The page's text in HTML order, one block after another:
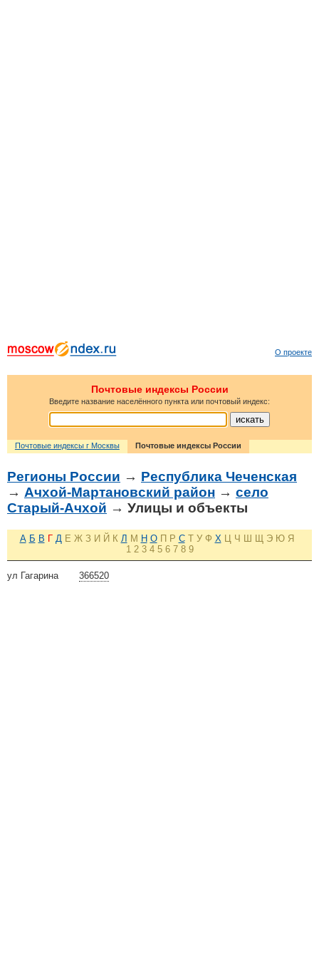
О проекте
Почтовые индексы России
Введите название населённого пункта или почтовый индекс:
Почтовые индексы г Москвы Почтовые индексы России
Регионы России → Республика Чеченская
→ Ачхой-Мартановский район → село
Старый-Ачхой → Улицы и объекты
А Б В Г Д Е Ж З И Й К Л М Н О П Р С Т У Ф Х Ц Ч Ш Щ Э Ю Я
1 2 3 4 5 6 7 8 9
366520
ул Гагарина